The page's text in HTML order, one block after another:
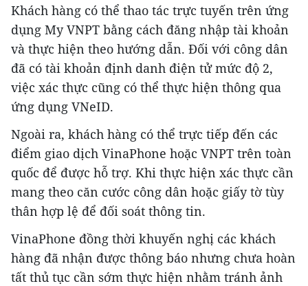
Khách hàng có thể thao tác trực tuyến trên ứng
dụng My VNPT bằng cách đăng nhập tài khoản
và thực hiện theo hướng dẫn. Đối với công dân
đã có tài khoản định danh điện tử mức độ 2,
việc xác thực cũng có thể thực hiện thông qua
ứng dụng VNeID.
Ngoài ra, khách hàng có thể trực tiếp đến các
điểm giao dịch VinaPhone hoặc VNPT trên toàn
quốc để được hỗ trợ. Khi thực hiện xác thực cần
mang theo căn cước công dân hoặc giấy tờ tùy
thân hợp lệ để đối soát thông tin.
VinaPhone đồng thời khuyến nghị các khách
hàng đã nhận được thông báo nhưng chưa hoàn
tất thủ tục cần sớm thực hiện nhằm tránh ảnh